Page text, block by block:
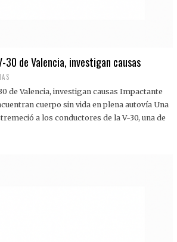
30 de Valencia, investigan causas
de Valencia, investigan causas Impactante
cuerpo sin vida en plena autovía Una
a los conductores de la V-30, una de